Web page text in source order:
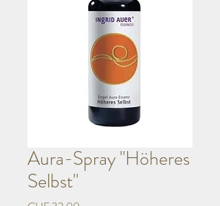
Aura-Spray "Höheres
Selbst"